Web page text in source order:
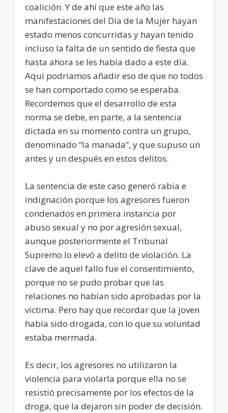
coalición. Y de ahí que este año las
manifestaciones del Día de la Mujer hayan
estado menos concurridas y hayan tenido
incluso la falta de un sentido de fiesta que
hasta ahora se les había dado a este día.
Aquí podríamos añadir eso de que no todos
se han comportado como se esperaba.
Recordemos que el desarrollo de esta
norma se debe, en parte, a la sentencia
dictada en su momento contra un grupo,
denominado “la manada”, y que supuso un
antes y un después en estos delitos.
La sentencia de este caso generó rabia e
indignación porque los agresores fueron
condenados en primera instancia por
abuso sexual y no por agresión sexual,
aunque posteriormente el Tribunal
Supremo lo elevó a delito de violación. La
clave de aquel fallo fue el consentimiento,
porque no se pudo probar que las
relaciones no habían sido aprobadas por la
víctima. Pero hay que recordar que la joven
había sido drogada, con lo que su voluntad
estaba mermada.
Es decir, los agresores no utilizaron la
violencia para violarla porque ella no se
resistió precisamente por los efectos de la
droga, que la dejaron sin poder de decisión.